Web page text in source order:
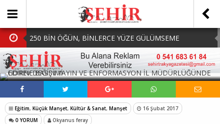
250 BİN ÖĞÜN, BİNLERCE YÜZE GÜLÜMSEME
BAŞKAN MÜGE YILDIZ TOPAK: ‘SOSYAL
BELEDİYECİLİKTE HİÇBİR HEMŞERİMİZİ YALNIZ
BIRAKMIYORUZ!’
MHP Çorlu İlçe Teşkilatında Yeni Dönem Başladı:
Mazbatalar Alındı
Dolu Vurdu, Büyükşehir Üreticiyi Yalnız Bırakmadı
SOFRALARDA BEREKETİ, GÖNÜLLERDE DAYANIŞMAYI
SOSYAL MEDYADA PAYLAŞ
Eğitim, Küçük Manşet, Kültür & Sanat, Manşet
16 Şubat 2017
0 YORUM
Okyanus feray